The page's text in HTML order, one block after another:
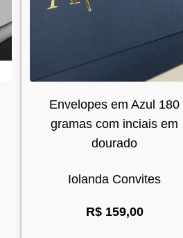
Envelopes em Azul 180
gramas com inciais em
dourado
Iolanda Convites
R$ 159,00